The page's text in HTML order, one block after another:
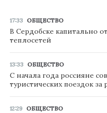
17:33 ОБЩЕСТВО
В Сердобске капитально
теплосетей
13:33 ОБЩЕСТВО
С начала года россияне
туристических поездок за
12:29 ОБЩЕСТВО